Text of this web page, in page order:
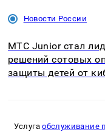
Новости России
МТС Junior стал
решений сотовых
защиты детей от
Услугаобслуживание